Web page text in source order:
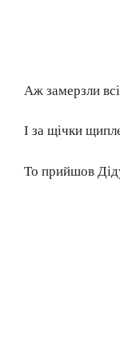
Аж замерзли
І за щічки
То прийшов